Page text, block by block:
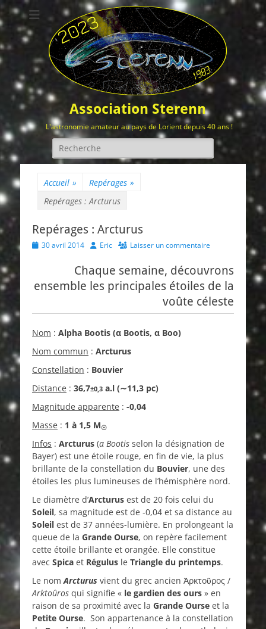
Association Sterenn
L'astronomie amateur au pays de Lorient depuis 40 ans !
Rechercher :
Accueil » Repérages »
Repérages : Arcturus
Repérages : Arcturus
Posted
30 avril 2014 Author
Eric Laisser un commentaire
Chaque semaine, découvrons
ensemble les principales étoiles de la
voûte céleste
Nom : Alpha Bootis (α Bootis, α Boo)
Nom commun : Arcturus
Constellation : Bouvier
Distance : 36,7±0,3 a.l (∼11,3 pc)
Magnitude apparente : -0,04
Masse : 1 à 1,5 M☉
Infos : Arcturus (α Bootis selon la désignation de
Bayer) est une étoile rouge, en fin de vie, la plus
brillante de la constellation du Bouvier, une des
étoiles les plus lumineuses de l’hémisphère nord.
Le diamètre d’Arcturus est de 20 fois celui du
Soleil, sa magnitude est de -0,04 et sa distance au
Soleil est de 37 années-lumière. En prolongeant la
queue de la Grande Ourse, on repère facilement
cette étoile brillante et orangée. Elle constitue
avec Spica et Régulus le Triangle du printemps.
Le nomArcturus vient du grec ancien Ἀρκτοῦρος /
Arktoûros qui signifie « le gardien des ours » en
raison de sa proximité avec la Grande Ourse et la
Petite Ourse. Son appartenance à la constellation